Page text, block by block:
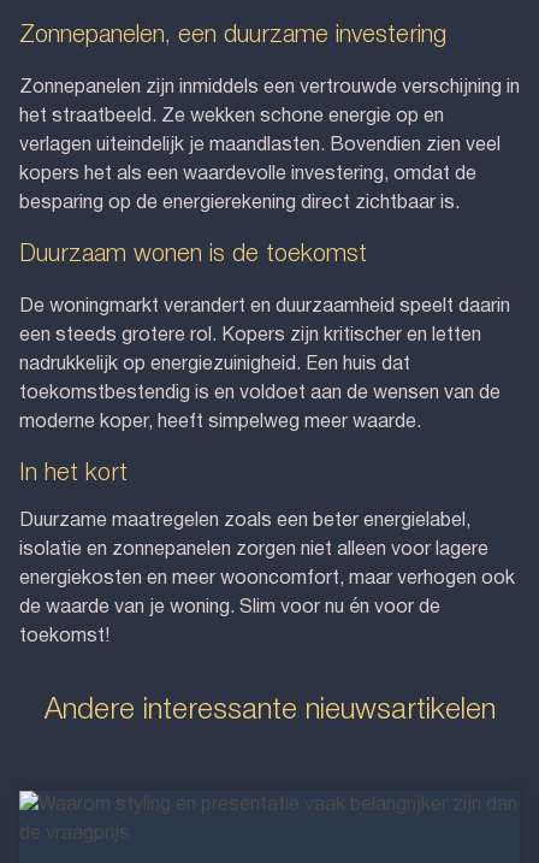
Zonnepanelen, een duurzame investering
Zonnepanelen zijn inmiddels een vertrouwde verschijning in
het straatbeeld. Ze wekken schone energie op en
verlagen uiteindelijk je maandlasten. Bovendien zien veel
kopers het als een waardevolle investering, omdat de
besparing op de energierekening direct zichtbaar is.
Duurzaam wonen is de toekomst
De woningmarkt verandert en duurzaamheid speelt daarin
een steeds grotere rol. Kopers zijn kritischer en letten
nadrukkelijk op energiezuinigheid. Een huis dat
toekomstbestendig is en voldoet aan de wensen van de
moderne koper, heeft simpelweg meer waarde.
In het kort
Duurzame maatregelen zoals een beter energielabel,
isolatie en zonnepanelen zorgen niet alleen voor lagere
energiekosten en meer wooncomfort, maar verhogen ook
de waarde van je woning. Slim voor nu én voor de
toekomst!
Andere interessante nieuwsartikelen
Waarom
styling